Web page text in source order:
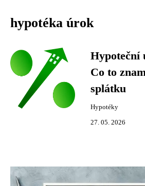
hypotéka úrok
Hypoteční
Co to
splátku
Hypotéky
27. 05. 2026